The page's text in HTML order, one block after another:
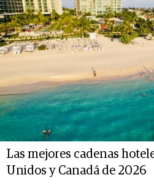
Las mejores cadenas
Unidos y Canadá de 2026